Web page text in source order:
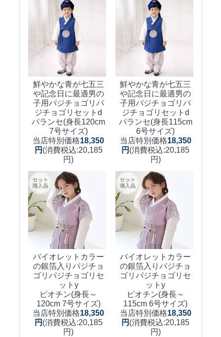
鮮やかな青が七五三
や記念日に最適男の
子用パジチョゴリ パ
ジチョゴリセットd
パランセ(身長120cm
7号サイズ)
当店特別価格18,350
円 (消費税込:20,185
円)
鮮やかな青が七五三
や記念日に最適男の
子用パジチョゴリパ
ジチョゴリセットd
パランセ(身長115cm
6号サイズ)
当店特別価格18,350
円 (消費税込:20,185
円)
バイオレットカラー
の銀箔入りパジチョ
ゴリ パジチョゴリセ
ットy
ピオチン(身長～
120cm 7号サイズ)
当店特別価格18,350
円 (消費税込:20,185
円)
バイオレットカラー
の銀箔入りパジチョ
ゴリパジチョゴリセ
ットy
ピオチン(身長～
115cm 6号サイズ)
当店特別価格18,350
円 (消費税込:20,185
円)